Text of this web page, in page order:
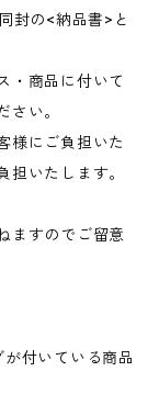
封の<納品書>と
・商品に付いて
い。
様にご負担いた
いたします。
ますのでご留意
が付いている商品